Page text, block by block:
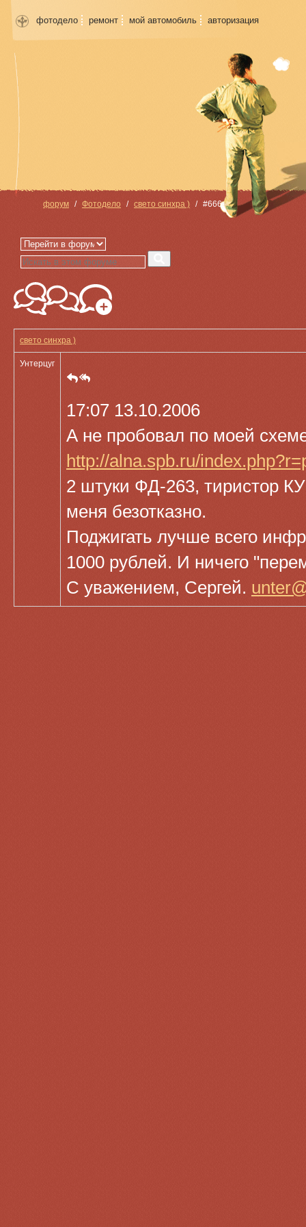
фотодело ремонт мой автомобиль авторизация
форум Фотодело свето синхра ) #666
свето синхра )
Унтерцуг
17:07 13.10.2006
А не пробовал по моей
http://alna.spb.ru/
2 штуки ФД-263, тиристор
меня безотказно.
Поджигать лучше всего
1000 рублей. И ничего
С уважением, Сергей.